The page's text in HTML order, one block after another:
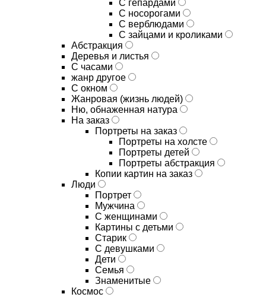
С гепардами
С носорогами
С верблюдами
С зайцами и кроликами
Абстракция
Деревья и листья
С часами
жанр другое
С окном
Жанровая (жизнь людей)
Ню, обнаженная натура
На заказ
Портреты на заказ
Портреты на холсте
Портреты детей
Портреты абстракция
Копии картин на заказ
Люди
Портрет
Мужчина
С женщинами
Картины с детьми
Старик
С девушками
Дети
Семья
Знаменитые
Космос